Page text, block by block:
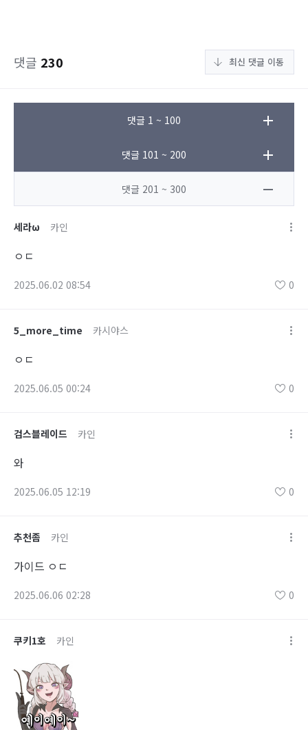
댓글 230 최신 댓글 이동
댓글 1 ~ 100
댓글 101 ~ 200
댓글 201 ~ 300
세라ω 카인
ㅇㄷ
2025.06.02 08:54 0
5_more_time 카시야스
ㅇㄷ
2025.06.05 00:24 0
검스블레이드 카인
와
2025.06.05 12:19 0
추천좀 카인
가이드 ㅇㄷ
2025.06.06 02:28 0
쿠키1호 카인